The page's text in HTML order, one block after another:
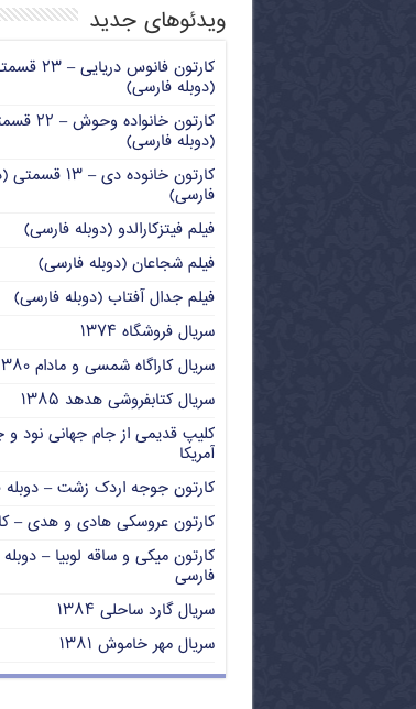
ویدئوهای جدید
کارتون فانوس دریایی
(دوبله فارسی)
کارتون خانواده
(دوبله فارسی)
کارتون خانوده دی –
فارسی)
فیلم فیتزکارالدو (دوبله فارسی)
فیلم شجاعان (دوبله فارسی)
فیلم جدال آفتاب (دوبله فارسی)
سریال فروشگاه ۱۳۷۴
سریال کاراگاه شمسی و مادام ۱۳۸۰
سریال کتابفروشی هدهد ۱۳۸۵
کلیپ قدیمی از جام جهانی نود و
آمریکا
کارتون جوجه اردک زشت – دوبله
کارتون عروسکی هادی و هدی –
کارتون میکی و ساقه لوبیا – دوبله
فارسی
سریال گارد ساحلی ۱۳۸۴
سریال مهر خاموش ۱۳۸۱